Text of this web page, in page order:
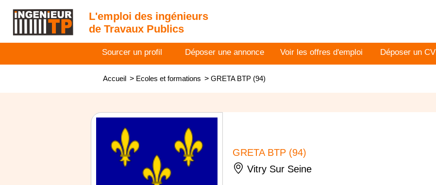
L'emploi des ingénieurs
de Travaux Publics
Sourcer un profil Déposer une annonce Voir les offres d'emploi Déposer un CV
Accueil > Ecoles et formations > GRETA BTP (94)
GRETA BTP (94)
Vitry Sur Seine